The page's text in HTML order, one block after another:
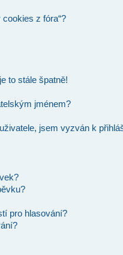
z fóra“?
to stále špatně!
jménem?
jsem vyzván k
pro hlasování?